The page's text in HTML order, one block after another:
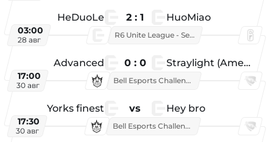
HeDuoLe 2 : 1 HuoMiao
03:00
28 авг
R6 Unite League - Season 1
Advanced 0 : 0 Straylight (American team)
17:00
30 авг
Bell Esports Challenge 2026
Yorks finest vs Hey bro
17:30
30 авг
Bell Esports Challenge 2026